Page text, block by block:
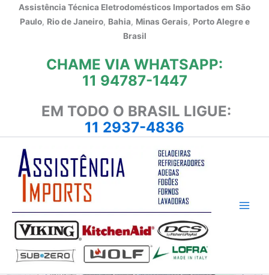
Assistência Técnica Eletrodomésticos Importados em São
Paulo, Rio de Janeiro, Bahia, Minas Gerais, Porto Alegre e
Brasil
CHAME VIA WHATSAPP:
11 94787-1447
EM TODO O BRASIL LIGUE:
11 2937-4836